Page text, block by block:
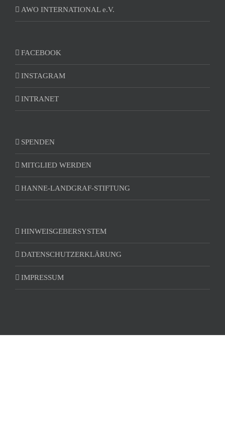
AWO INTERNATIONAL e.V.
FACEBOOK
INSTAGRAM
INTRANET
SPENDEN
MITGLIED WERDEN
HANNE-LANDGRAF-STIFTUNG
HINWEISGEBERSYSTEM
DATENSCHUTZERKLÄRUNG
IMPRESSUM